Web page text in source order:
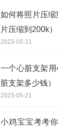
如何将照片压
片压缩到200k
2023-05-21
一个心脏支架
脏支架多少钱）
2023-05-21
小鸡宝宝考考